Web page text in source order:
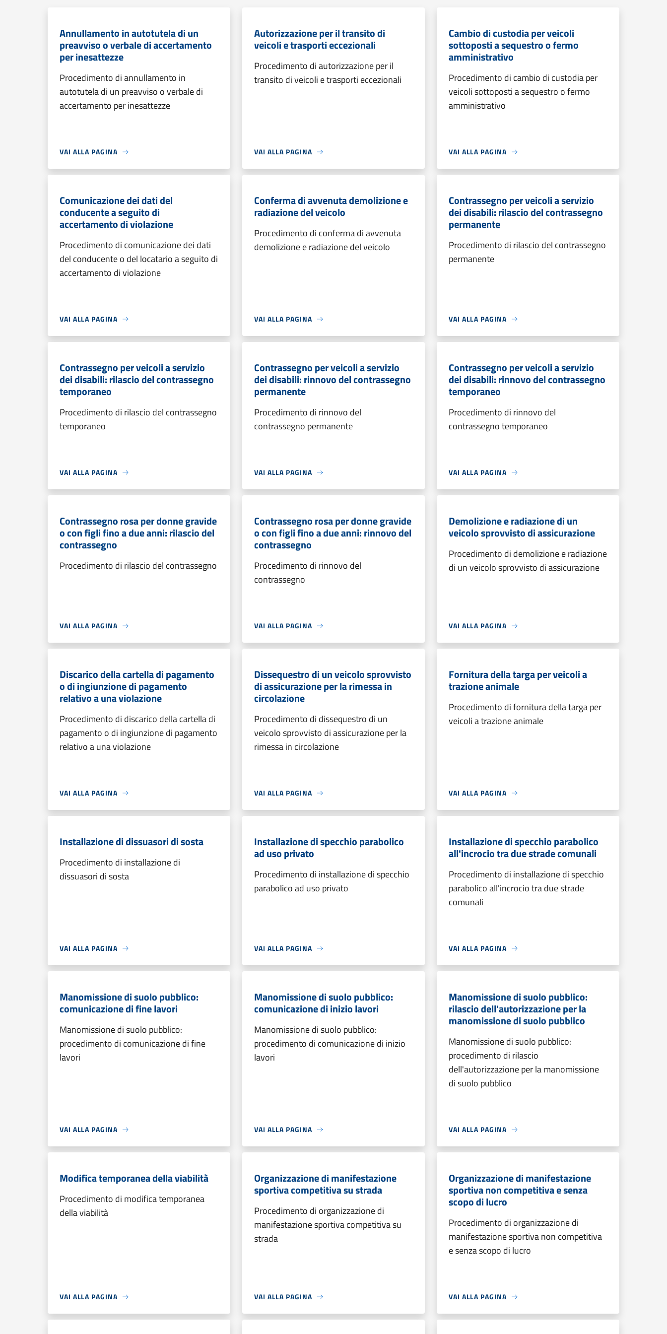
Annullamento in autotutela di un
preavviso o verbale di accertamento
per inesattezze
Procedimento di annullamento in
autotutela di un preavviso o verbale di
accertamento per inesattezze
VAI ALLA PAGINA
Autorizzazione per il transito di
veicoli e trasporti eccezionali
Procedimento di autorizzazione per il
transito di veicoli e trasporti eccezionali
VAI ALLA PAGINA
Cambio di custodia per veicoli
sottoposti a sequestro o fermo
amministrativo
Procedimento di cambio di custodia per
veicoli sottoposti a sequestro o fermo
amministrativo
VAI ALLA PAGINA
Comunicazione dei dati del
conducente a seguito di
accertamento di violazione
Procedimento di comunicazione dei dati
del conducente o del locatario a seguito di
accertamento di violazione
VAI ALLA PAGINA
Conferma di avvenuta demolizione e
radiazione del veicolo
Procedimento di conferma di avvenuta
demolizione e radiazione del veicolo
VAI ALLA PAGINA
Contrassegno per veicoli a servizio
dei disabili: rilascio del contrassegno
permanente
Procedimento di rilascio del contrassegno
permanente
VAI ALLA PAGINA
Contrassegno per veicoli a servizio
dei disabili: rilascio del contrassegno
temporaneo
Procedimento di rilascio del contrassegno
temporaneo
VAI ALLA PAGINA
Contrassegno per veicoli a servizio
dei disabili: rinnovo del contrassegno
permanente
Procedimento di rinnovo del
contrassegno permanente
VAI ALLA PAGINA
Contrassegno per veicoli a servizio
dei disabili: rinnovo del contrassegno
temporaneo
Procedimento di rinnovo del
contrassegno temporaneo
VAI ALLA PAGINA
Contrassegno rosa per donne gravide
o con figli fino a due anni: rilascio del
contrassegno
Procedimento di rilascio del contrassegno
VAI ALLA PAGINA
Contrassegno rosa per donne gravide
o con figli fino a due anni: rinnovo del
contrassegno
Procedimento di rinnovo del
contrassegno
VAI ALLA PAGINA
Demolizione e radiazione di un
veicolo sprovvisto di assicurazione
Procedimento di demolizione e radiazione
di un veicolo sprovvisto di assicurazione
VAI ALLA PAGINA
Discarico della cartella di pagamento
o di ingiunzione di pagamento
relativo a una violazione
Procedimento di discarico della cartella di
pagamento o di ingiunzione di pagamento
relativo a una violazione
VAI ALLA PAGINA
Dissequestro di un veicolo sprovvisto
di assicurazione per la rimessa in
circolazione
Procedimento di dissequestro di un
veicolo sprovvisto di assicurazione per la
rimessa in circolazione
VAI ALLA PAGINA
Fornitura della targa per veicoli a
trazione animale
Procedimento di fornitura della targa per
veicoli a trazione animale
VAI ALLA PAGINA
Installazione di dissuasori di sosta
Procedimento di installazione di
dissuasori di sosta
VAI ALLA PAGINA
Installazione di specchio parabolico
ad uso privato
Procedimento di installazione di specchio
parabolico ad uso privato
VAI ALLA PAGINA
Installazione di specchio parabolico
all'incrocio tra due strade comunali
Procedimento di installazione di specchio
parabolico all'incrocio tra due strade
comunali
VAI ALLA PAGINA
Manomissione di suolo pubblico:
comunicazione di fine lavori
Manomissione di suolo pubblico:
procedimento di comunicazione di fine
lavori
VAI ALLA PAGINA
Manomissione di suolo pubblico:
comunicazione di inizio lavori
Manomissione di suolo pubblico:
procedimento di comunicazione di inizio
lavori
VAI ALLA PAGINA
Manomissione di suolo pubblico:
rilascio dell'autorizzazione per la
manomissione di suolo pubblico
Manomissione di suolo pubblico:
procedimento di rilascio
dell'autorizzazione per la manomissione
di suolo pubblico
VAI ALLA PAGINA
Modifica temporanea della viabilità
Procedimento di modifica temporanea
della viabilità
VAI ALLA PAGINA
Organizzazione di manifestazione
sportiva competitiva su strada
Procedimento di organizzazione di
manifestazione sportiva competitiva su
strada
VAI ALLA PAGINA
Organizzazione di manifestazione
sportiva non competitiva e senza
scopo di lucro
Procedimento di organizzazione di
manifestazione sportiva non competitiva
e senza scopo di lucro
VAI ALLA PAGINA